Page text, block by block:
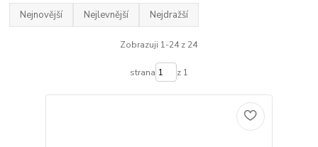
Nejnovější Nejlevnější Nejdražší
Zobrazuji 1-24 z 24
strana z 1